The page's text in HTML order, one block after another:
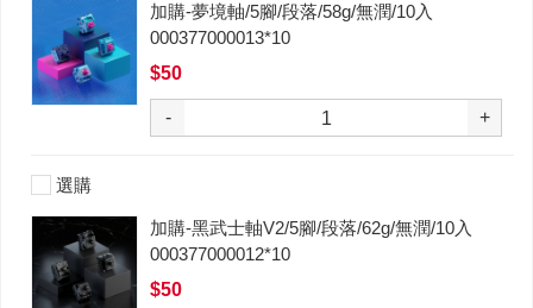
加購-夢境軸/5腳/段落/58g/無潤/10入
000377000013*10
$50
- +
選購
加購-黑武士軸V2/5腳/段落/62g/無潤/10入
000377000012*10
$50